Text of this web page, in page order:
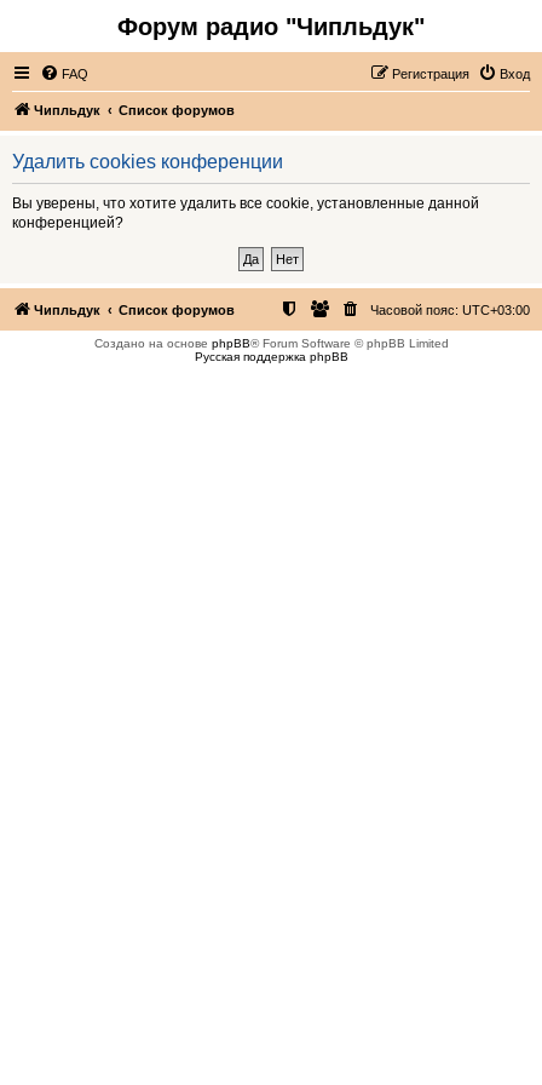
Форум радио "Чипльдук"
FAQ Вход
Регистрация
Чипльдук Список форумов
Удалить cookies конференции
Вы уверены, что хотите удалить все cookie, установленные данной
конференцией?
Чипльдук Список форумов Часовой пояс: UTC+03:00
Создано на основе phpBB® Forum Software © phpBB Limited
Русская поддержка phpBB